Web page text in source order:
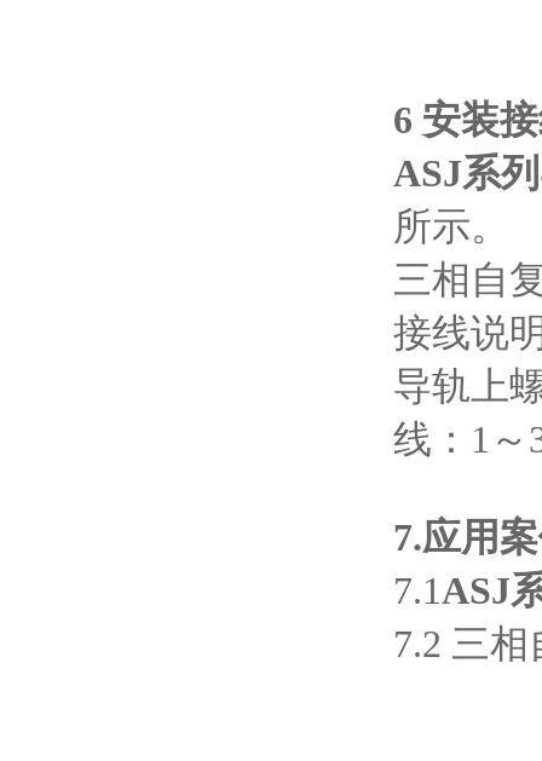
6 安装
ASJ系
所示。
三相自
接线说
导轨上
线：1～
7.应用
7.1ASJ
7.2 三